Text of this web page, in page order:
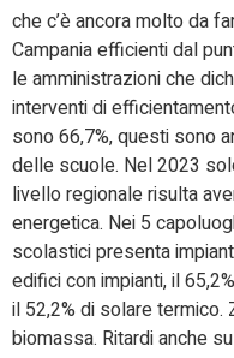
che c’è ancora molto da
Campania efficienti dal
le amministrazioni che
interventi di
sono 66,7%, questi sono
delle scuole. Nel 2023
livello regionale risulta
energetica. Nei 5
scolastici presenta
edifici con impianti, il
il 52,2% di solare termico.
biomassa. Ritardi anche